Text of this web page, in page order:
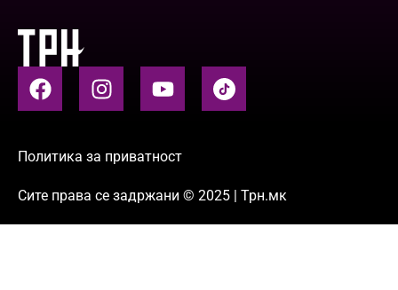
Политика за приватност
Сите права се задржани © 2025 | Трн.мк